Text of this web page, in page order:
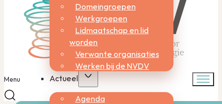
Domeingroepen
Werkgroepen
Lidmaatschap en lid
worden
Verwante organisaties
Werken bij de NVDV
Actueel
Agenda
Menu